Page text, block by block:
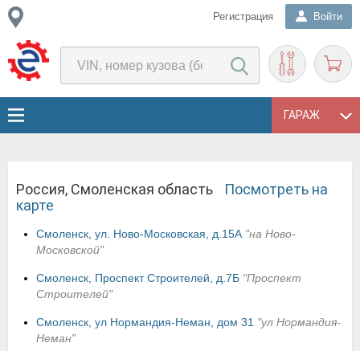
Регистрация Войти
ГАРАЖ
Россия, Смоленская область
Посмотреть на
карте
Смоленск, ул. Ново-Московская, д.15А "на Ново-
Московской"
Смоленск, Проспект Строителей, д.7Б "Проспект
Строителей"
Смоленск, ул Нормандия-Неман, дом 31 "ул Нормандия-
Неман"